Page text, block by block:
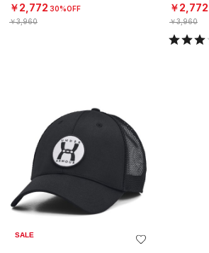
￥2,772 30%OFF
￥3,960
￥2,772
￥3,960
SALE